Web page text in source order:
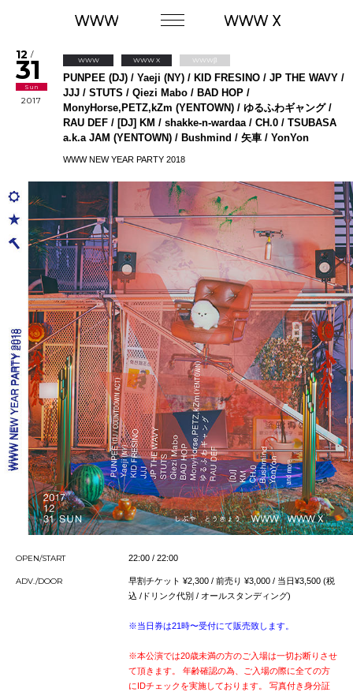
12 /
31
Sun
2017
WWW WWW X WWWβ
PUNPEE (DJ) / Yaeji (NY) / KID FRESINO / JP THE WAVY /
JJJ / STUTS / Qiezi Mabo / BAD HOP /
MonyHorse,PETZ,kZm (YENTOWN) / ゆるふわギャング /
RAU DEF / [DJ] KM / shakke-n-wardaa / CH.0 / TSUBASA
a.k.a JAM (YENTOWN) / Bushmind / 矢車 / YonYon
WWW NEW YEAR PARTY 2018
OPEN/START 22:00 / 22:00
ADV./DOOR
早割チケット ¥2,300 / 前売り ¥3,000 / 当日¥3,500 (税
込 /ドリンク代別 / オールスタンディング)
※当日券は21時〜受付にて販売致します。
※本公演では20歳未満の方のご入場は一切お断りさせ
て頂きます。 年齢確認の為、ご入場の際に全ての方
にIDチェックを実施しております。 写真付き身分証